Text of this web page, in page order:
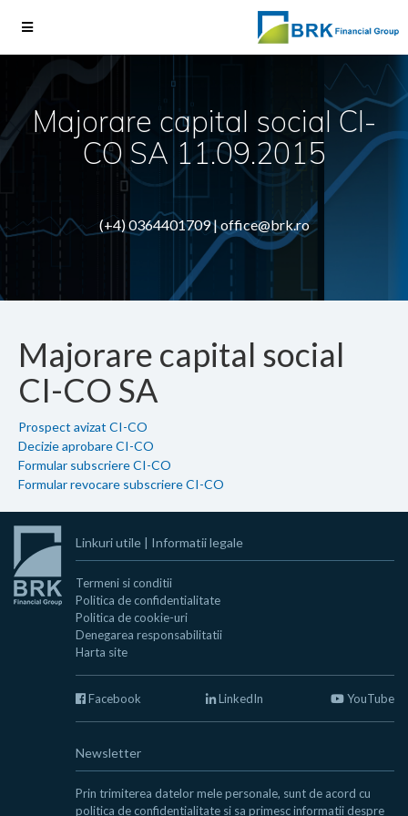
Majorare capital social CI-
CO SA 11.09.2015
(+4) 0364401709 |office@brk.ro
Majorare capital social
CI-CO SA
Prospect avizat CI-CO
Decizie aprobare CI-CO
Formular subscriere CI-CO
Formular revocare subscriere CI-CO
Linkuri utile | Informatii legale
Termeni si conditii
Politica de confidentialitate
Politica de cookie-uri
Denegarea responsabilitatii
Harta site
Facebook LinkedIn YouTube
Newsletter
Prin trimiterea datelor mele personale, sunt de acord cu
politica de confidentialitate si sa primesc informatii despre